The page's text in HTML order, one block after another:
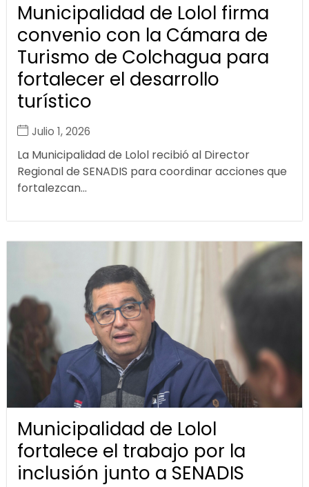
Municipalidad de Lolol firma
convenio con la Cámara de
Turismo de Colchagua para
fortalecer el desarrollo
turístico
Julio 1, 2026
La Municipalidad de Lolol recibió al Director
Regional de SENADIS para coordinar acciones que
fortalezcan...
Municipalidad de Lolol
fortalece el trabajo por la
inclusión junto a SENADIS